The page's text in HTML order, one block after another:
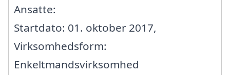
Ansatte:
Startdato: 01. oktober 2017,
Virksomhedsform:
Enkeltmandsvirksomhed